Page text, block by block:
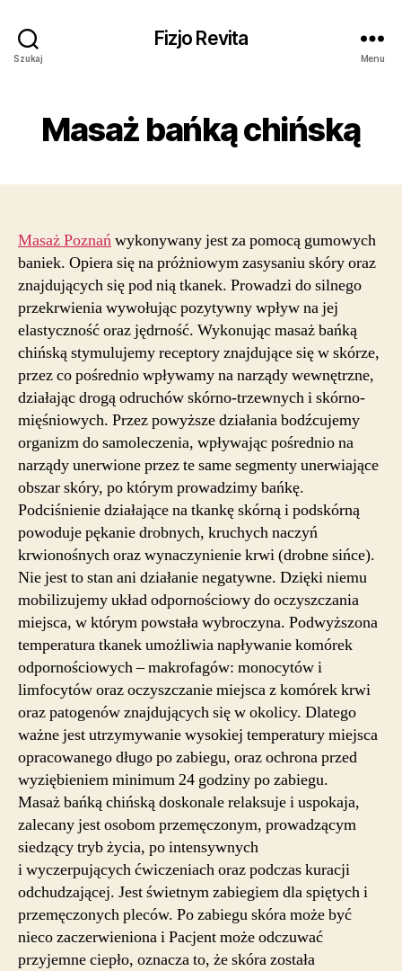
Szukaj
Fizjo Revita
Menu
Masaż bańką chińską
Masaż Poznańwykonywany jest za pomocą gumowych
baniek. Opiera się na próżniowym zasysaniu skóry oraz
znajdujących się pod nią tkanek. Prowadzi do silnego
przekrwienia wywołując pozytywny wpływ na jej
elastyczność oraz jędrność. Wykonując masaż bańką
chińską stymulujemy receptory znajdujące się w skórze,
przez co pośrednio wpływamy na narządy wewnętrzne,
działając drogą odruchów skórno-trzewnych i skórno-
mięśniowych. Przez powyższe działania bodźcujemy
organizm do samoleczenia, wpływając pośrednio na
narządy unerwione przez te same segmenty unerwiające
obszar skóry, po którym prowadzimy bańkę.
Podciśnienie działające na tkankę skórną i podskórną
powoduje pękanie drobnych, kruchych naczyń
krwionośnych oraz wynaczynienie krwi (drobne sińce).
Nie jest to stan ani działanie negatywne. Dzięki niemu
mobilizujemy układ odpornościowy do oczyszczania
miejsca, w którym powstała wybroczyna. Podwyższona
temperatura tkanek umożliwia napływanie komórek
odpornościowych – makrofagów: monocytów i
limfocytów oraz oczyszczanie miejsca z komórek krwi
oraz patogenów znajdujących się w okolicy. Dlatego
ważne jest utrzymywanie wysokiej temperatury miejsca
opracowanego długo po zabiegu, oraz ochrona przed
wyziębieniem minimum 24 godziny po zabiegu.
Masaż bańką chińską doskonale relaksuje i uspokaja,
zalecany jest osobom przemęczonym, prowadzącym
siedzący tryb życia, po intensywnych
i wyczerpujących ćwiczeniach oraz podczas kuracji
odchudzającej. Jest świetnym zabiegiem dla spiętych i
przemęczonych pleców. Po zabiegu skóra może być
nieco zaczerwieniona i Pacjent może odczuwać
przyjemne ciepło, oznacza to, że skóra została